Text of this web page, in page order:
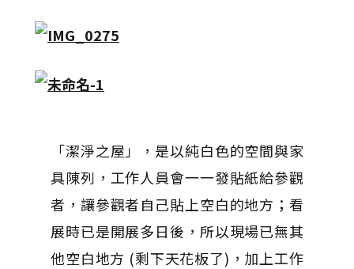
「潔淨之屋」，是以純白色的空間與家
具陳列，工作人員會一一發貼紙給參觀
者，讓參觀者自己貼上空白的地方；看
展時已是開展多日後，所以現場已無其
他空白地方 (剩下天花板了)，加上工作